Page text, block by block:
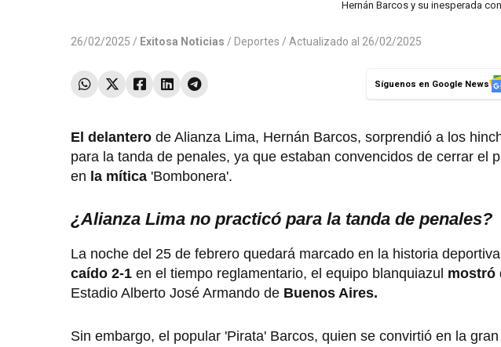
Hernán Barcos y su inesperada
26/02/2025 / Exitosa Noticias / Deportes / Actualizado al 26/02/2025
Síguenos en Google News
El delantero de Alianza Lima, Hernán Barcos, sorprendió a los
para la tanda de penales, ya que estaban convencidos de cerrar el
en la mítica 'Bombonera'.
¿Alianza Lima no practicó para la tanda de penales?
La noche del 25 de febrero quedará marcado en la historia
caído 2-1 en el tiempo reglamentario, el equipo blanquiazul mostró
Estadio Alberto José Armando de Buenos Aires.
Sin embargo, el popular 'Pirata' Barcos, quien se convirtió en la gran